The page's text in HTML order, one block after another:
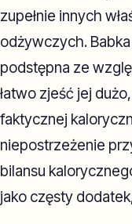
zupełnie innych
odżywczych.
podstępna ze
łatwo zjeść jej
faktycznej
niepostrzeżenie
bilansu
jako częsty